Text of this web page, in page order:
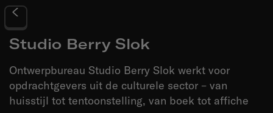
Studio Berry Slok
Ontwerpbureau Studio Berry Slok werkt voor
opdrachtgevers uit de culturele sector – van
huisstijl tot tentoonstelling, van boek tot affiche